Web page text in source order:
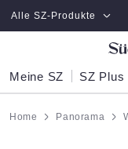
Zum Hauptinhalt springen
Alle SZ-Produkte
Meine SZ SZ Plus
Home Panorama